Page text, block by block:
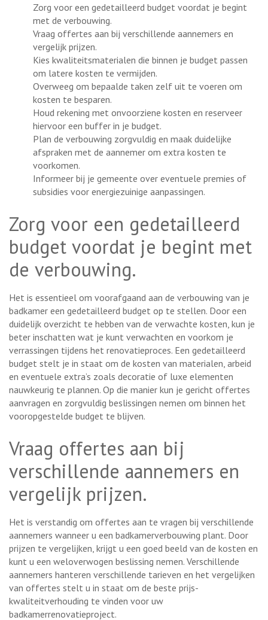
Zorg voor een gedetailleerd budget voordat je begint
met de verbouwing.
Vraag offertes aan bij verschillende aannemers en
vergelijk prijzen.
Kies kwaliteitsmaterialen die binnen je budget passen
om latere kosten te vermijden.
Overweeg om bepaalde taken zelf uit te voeren om
kosten te besparen.
Houd rekening met onvoorziene kosten en reserveer
hiervoor een buffer in je budget.
Plan de verbouwing zorgvuldig en maak duidelijke
afspraken met de aannemer om extra kosten te
voorkomen.
Informeer bij je gemeente over eventuele premies of
subsidies voor energiezuinige aanpassingen.
Zorg voor een gedetailleerd
budget voordat je begint met
de verbouwing.
Het is essentieel om voorafgaand aan de verbouwing van je
badkamer een gedetailleerd budget op te stellen. Door een
duidelijk overzicht te hebben van de verwachte kosten, kun je
beter inschatten wat je kunt verwachten en voorkom je
verrassingen tijdens het renovatieproces. Een gedetailleerd
budget stelt je in staat om de kosten van materialen, arbeid
en eventuele extra’s zoals decoratie of luxe elementen
nauwkeurig te plannen. Op die manier kun je gericht offertes
aanvragen en zorgvuldig beslissingen nemen om binnen het
vooropgestelde budget te blijven.
Vraag offertes aan bij
verschillende aannemers en
vergelijk prijzen.
Het is verstandig om offertes aan te vragen bij verschillende
aannemers wanneer u een badkamerverbouwing plant. Door
prijzen te vergelijken, krijgt u een goed beeld van de kosten en
kunt u een weloverwogen beslissing nemen. Verschillende
aannemers hanteren verschillende tarieven en het vergelijken
van offertes stelt u in staat om de beste prijs-
kwaliteitverhouding te vinden voor uw
badkamerrenovatieproject.